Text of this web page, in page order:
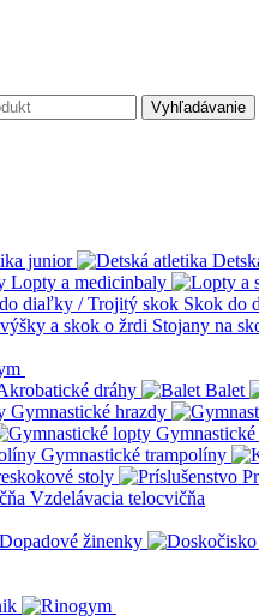
Vyhľadávanie
junior
Lopty a medicinbaly
Skok do
Stojany na
dráhy Balet
Gymnastické hrazdy
Gymnastické trampolíny
stoly
Vzdelávacia telocvičňa
Dopadové žinenky